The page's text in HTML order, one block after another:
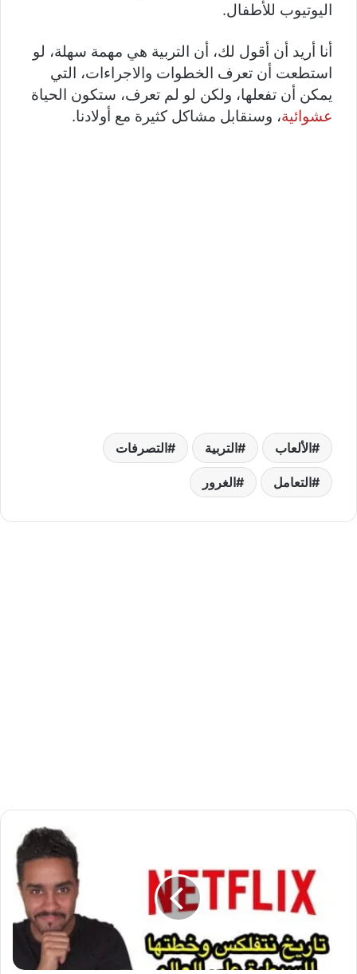
اليوتيوب للأطفال.
أنا أريد أن أقول لك، أن التربية هي مهمة سهلة، لو
استطعت أن تعرف الخطوات والاجراءات، التي
يمكن أن تفعلها، ولكن لو لم تعرف، ستكون الحياة
عشوائية، وسنقابل مشاكل كثيرة مع أولادنا.
الألعاب التربية التصرفات
التعامل الغرور